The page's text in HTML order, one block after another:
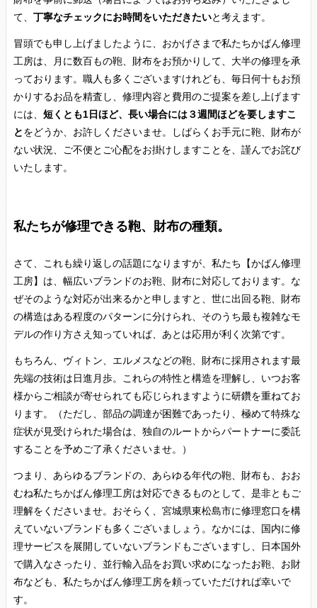
て、 丁寧なチェックにお時間をいただきたいと考えます。
冒頭でも申し上げましたように、おかげさまで私たちかばん修理
工房は、月に数百もの鞄、財布をお預かりして、大半の修理を承
っております。職人も多くございますけれども、毎日何十もお預
かりするお品を精査し、修理内容と費用のご提案を差し上げます
には、 短くとも1日ほど、長い場合には３週間ほどを要しますこ
とをどうか、お許しくださいませ。しばらくお手元に鞄、財布が
ない状況、ご不便とご心配をお掛けしますことを、謹んでお詫び
いたします。
私たちが修理できる鞄、財布の種類。
さて、これも繰り返しの話題になりますが、私たち【かばん修理
工房】は、幅広いブランドのお鞄、財布に対応しております。な
ぜそのような対応が出来るかと申しますと、世に出回る鞄、財布
の構造はある程度のパターンに分けられ、そのうち最も複雑なモ
デルの作り方さえ知っていれば、あとは応用が利く次第です。
もちろん、ヴィトン、エルメスなどの鞄、財布に採用されます最
先端の技術は日進月歩。これらの特性と構造を理解し、いつお客
様からご相談が寄せられても応じられますように研鑽を重ねてお
ります。（ただし、部品の調達が困難であったり、極めて特殊な
症状が見受けられた場合は、独自のルートからパートナーに委託
することを予めご了承くださいませ。）
つまり、あらゆるブランドの、あらゆる年代の鞄、財布も、おお
むね私たちかばん修理工房は対応できるものとして、是非ともご
理解をくださいませ。おそらく、宮城県東松島市に修理窓口を構
えていないブランドも多くございましょう。なかには、国内に修
理サービスを展開していないブランドもございますし、日本国外
で購入なさったり、並行輸入品をお買い求めになったお鞄、お財
布なども、私たちかばん修理工房を頼っていただければ幸いで
す。